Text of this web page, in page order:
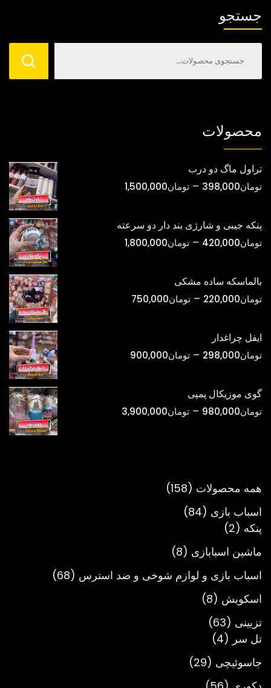
است
است
در
صفحه
جستجو
محصولات
تراول ماگ دو درب
تومان398,000
– تومان1,500,000محدوده
پنکه جیبی و شارژی بند دار دو سرعته
تومان420,000
– تومان1,800,000محدوده
تومان420,000
بالماسکه ساده مشکی
تومان220,000
– تومان750,000
تومان750,000
ایفل چراغدار
تومان298,000
– تومان900,000
تومان900,000
گوی موزیکال پمپی
تومان980,000
– تومان3,900,000
همه محصولات
158
158
اسباب بازی 84
84
پنکه 2
2
محصول
ماشین اسبابازی 8
8
اسباب بازی و لوازم شوخی و ضد استرس 68
68
اسکویش 8
8
تزیینی 63
63
محصول
تل سر 4
4
محصول
جاسوئیچی 29
29